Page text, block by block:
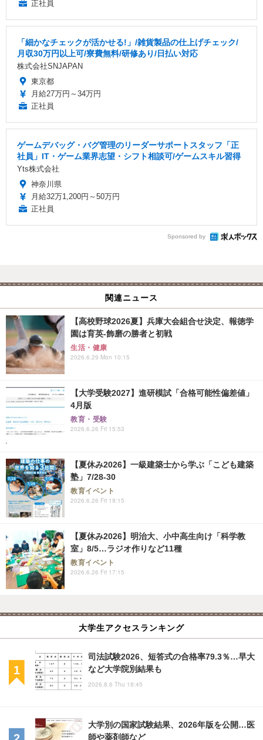
正社員
「細かなチェックが活かせる!」/雑貨製品の仕上げチェック/
月収30万円以上可/寮費無料/研修あり/日払い対応
株式会社SNJAPAN
東京都
月給27万円～34万円
正社員
ゲームデバッグ・バグ管理のリーダーサポートスタッフ「正
社員」IT・ゲーム業界志望・シフト相談可/ゲームスキル習得
Yts株式会社
神奈川県
月給32万1,200円～50万円
正社員
Sponsored by
関連ニュース
【高校野球2026夏】兵庫大会組合せ決定、報徳学
園は育英-飾磨の勝者と初戦
生活・健康
2026.6.29 Mon 10:15
【大学受験2027】進研模試「合格可能性偏差値」
4月版
教育・受験
2026.6.26 Fri 15:53
【夏休み2026】一級建築士から学ぶ「こども建築
塾」7/28-30
教育イベント
2026.6.26 Fri 19:15
【夏休み2026】明治大、小中高生向け「科学教
室」8/5…ラジオ作りなど11種
教育イベント
2026.6.26 Fri 17:15
大学生アクセスランキング
司法試験2026、短答式の合格率79.3％…早大
など大学院別結果も
2026.8.6 Thu 18:45
大学別の国家試験結果、2026年版を公開…医
師や薬剤師など